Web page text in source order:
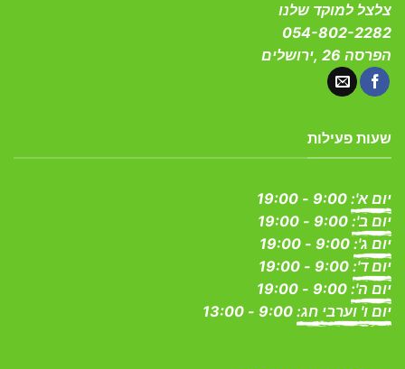
צלצל למוקד שלנו
054-802-2282
הפרסה 26 ,ירושלים
שעות פעילות
יום א':
יום ב':
יום ג':
יום ד':
יום ה':
יום ו' וערבי חג: